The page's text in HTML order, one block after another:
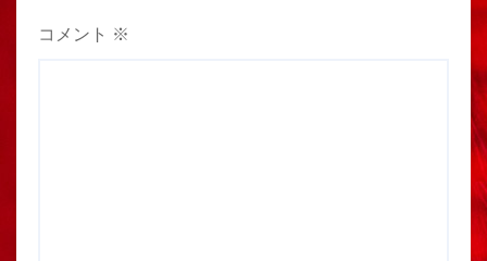
コメント ※